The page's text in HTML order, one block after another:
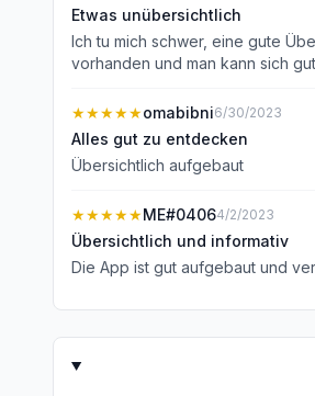
Etwas unübersichtlich
Ich tu mich schwer, eine gute
vorhanden und man kann sich
Produkte blind kenne, viel
Push-Mitteilung! Das ist gut. Ich
★★★★★omabibni6/30/2023
Alles gut zu entdecken
Übersichtlich aufgebaut
★★★★★ME#04064/2/2023
Übersichtlich und informativ
Die App ist gut aufgebaut und